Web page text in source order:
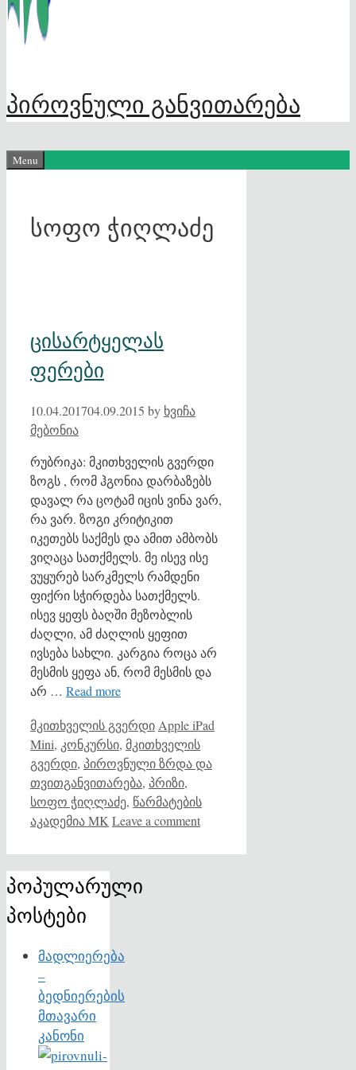
პიროვნული განვითარება
Menu
სოფო ჭიღლაძე
ცისარტყელას
ფერები
10.04.201704.09.2015 by ხვიჩა
მებონია
რუბრიკა: მკითხველის გვერდი
ზოგს , რომ ჰგონია დარბაზებს
დავალ რა ცოტამ იცის ვინა ვარ,
რა ვარ. ზოგი კრიტიკით
იკეთებს საქმეს და ამით ამბობს
ვიღაცა სათქმელს. მე ისევ ისე
ვუყურებ სარკმელს რამდენი
ფიქრი სჭირდება სათქმელს.
ისევ ყეფს ბაღში მეზობლის
ძაღლი, ამ ძაღლის ყეფით
ივსება სახლი. კარგია როცა არ
მესმის ყეფა ან, რომ მესმის და
არ … Read more
Categories
მკითხველის გვერდი Tags
Apple iPad
Mini, კონკურსი, მკითხველის
გვერდი, პიროვნული ზრდა და
თვითგანვითარება, პრიზი,
სოფო ჭიღლაძე, წარმატების
აკადემია MK Leave a comment
პოპულარული
პოსტები
მადლიერება
–
ბედნიერების
მთავარი
კანონი